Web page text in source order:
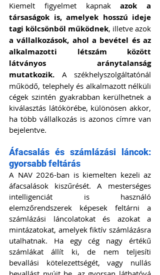
Kiemelt figyelmet kapnak azok a
társaságok is, amelyek hosszú ideje
tagi kölcsönből működnek
a vállalkozások, ahol a bevétel és az
alkalmazotti létszám között
látványos aránytalanság
mutatkozik. A székhelyszolgáltatónál
működő, telephely és alkalmazott nélküli
cégek szintén gyakrabban kerülhetnek a
kiválasztás látókörébe, különösen akkor,
ha több vállalkozás is azonos címre van
bejelentve.
Áfacsalás és számlázási láncok:
gyorsabb feltárás
A NAV 2026-ban is kiemelten kezeli az
áfacsalások kiszűrését. A mesterséges
intelligenciát is használó
elemzőrendszerek képesek feltárni a
számlázási láncolatokat és azokat a
mintázatokat, amelyek fiktív számlázásra
utalhatnak. Ha egy cég nagy értékű
számlákat állít ki, de nem teljesíti
bevallási kötelezettségét, vagy nullás